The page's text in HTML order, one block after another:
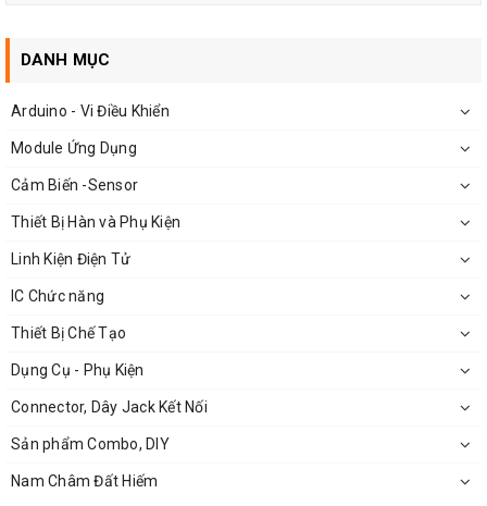
Bộ Sản Phẩm Bao Gồm:
Treble 12dB
DANH MỤC
Arduino - Vi Điều Khiển
Module Ứng Dụng
Cảm Biến -Sensor
Thiết Bị Hàn và Phụ Kiện
Linh Kiện Điện Tử
IC Chức năng
Thiết Bị Chế Tạo
Dụng Cụ - Phụ Kiện
Connector, Dây Jack Kết Nối
Sản phẩm Combo, DIY
Nam Châm Đất Hiếm